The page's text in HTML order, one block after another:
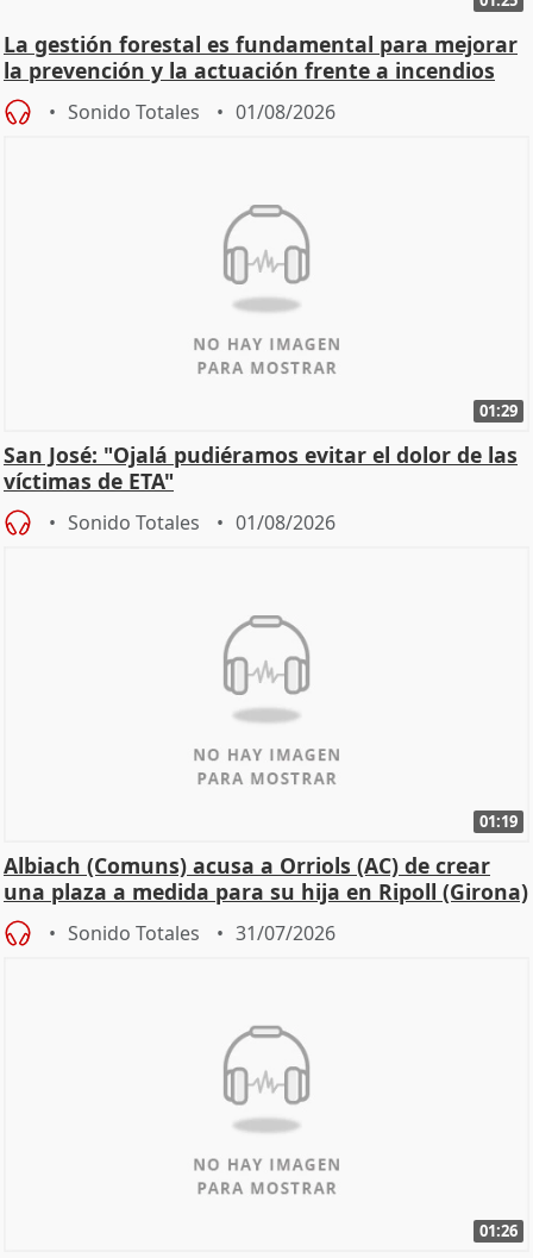
La gestión forestal es fundamental para mejorar
la prevención y la actuación frente a incendios
Sonido Totales 01/08/2026
01:29
San José: "Ojalá pudiéramos evitar el dolor de las
víctimas de ETA"
Sonido Totales 01/08/2026
01:19
Albiach (Comuns) acusa a Orriols (AC) de crear
una plaza a medida para su hija en Ripoll (Girona)
Sonido Totales 31/07/2026
01:26